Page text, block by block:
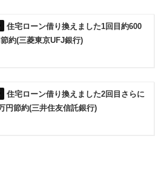
住宅ローン借り換えました1回目約600
約(三菱東京UFJ銀行)
住宅ローン借り換えました2回目さらに
円節約(三井住友信託銀行)